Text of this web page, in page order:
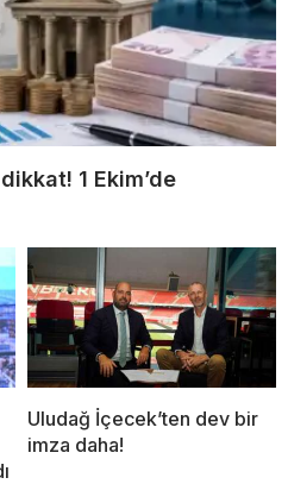
1 Ekim’de
Uludağ İçecek’ten dev bir
imza daha!